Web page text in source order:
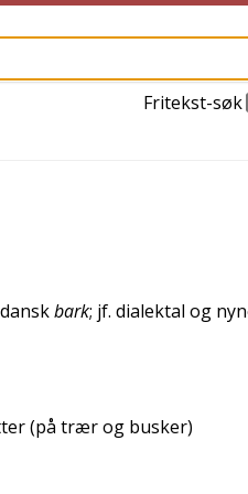
Fritekst-søk
bark; jf. dialektal og
(på trær og busker)